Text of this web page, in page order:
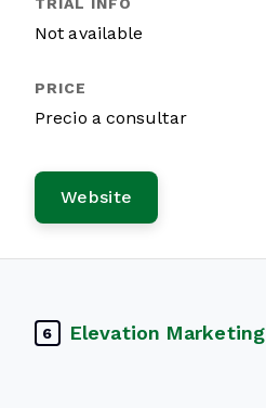
Not available
Precio a consultar
Website
6 Elevation Marketing